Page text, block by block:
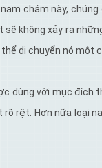
châm này,
sẽ không xảy ra
di chuyển nó một
dùng với mục đích
rệt. Hơn nữa loại